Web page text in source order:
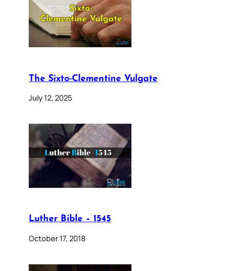
The Sixto-Clementine Vulgate
July 12, 2025
Luther Bible – 1545
October 17, 2018